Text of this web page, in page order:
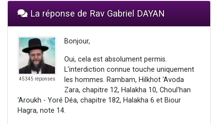
La réponse de Rav Gabriel DAYAN
45345 réponses
Bonjour,
Oui, cela est absolument permis.
L'interdiction connue touche uniquement
les hommes. Rambam, Hilkhot 'Avoda
Zara, chapitre 12, Halakha 10, Choul'han
'Aroukh - Yoré Déa, chapitre 182, Halakha 6 et Biour
Hagra, note 14.